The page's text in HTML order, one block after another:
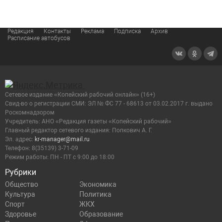
Редакция Контакты Реклама Подписка
Архив
Расписание автобусов
Рубрики
Общество
Экономика
Культура
Политика
Спорт
ЖКХ
Здоровье
Образование
Сетевое издание «Копейский рабочий онлайн» (16+)
Cвид-во о регистрации СМИ: ЭЛ № ФС 77 - 68613 от 03.02.2017 г. выдано
Роскомнадзором
Учредитель: АНО «Редакция газеты «Копейский рабочий»
Главный редактор сетевого издания: Попкович А. Г.
Эл. адрес: kr-manager@mail.ru
Телефон: 8(35139) 3-71-09
Режим работы: ПН - ПТ с 9:00 до 18:00